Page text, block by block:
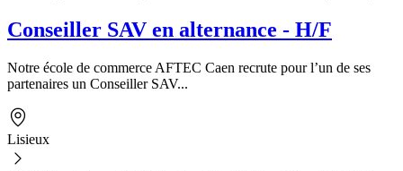
Conseiller SAV en alternance - H/F
Notre école de commerce AFTEC Caen recrute pour l’un de ses
partenaires un Conseiller SAV...
Lisieux